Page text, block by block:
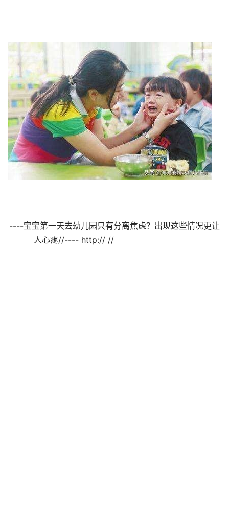
----宝宝第一天去幼儿园只有分离焦虑？出现这些情况更让
人心疼//---- http:// //